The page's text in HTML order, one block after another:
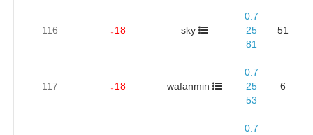
116 ↓18 sky
0.7
25
81
51
117 ↓18 wafanmin
0.7
25
53
6
0.7